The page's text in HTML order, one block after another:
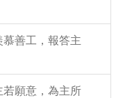
善工，報答主
願意，為主所